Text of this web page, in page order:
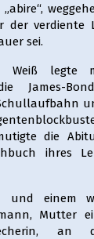
der
sei.
Weiß legte
James-
die
ihres
und einem
Mutter